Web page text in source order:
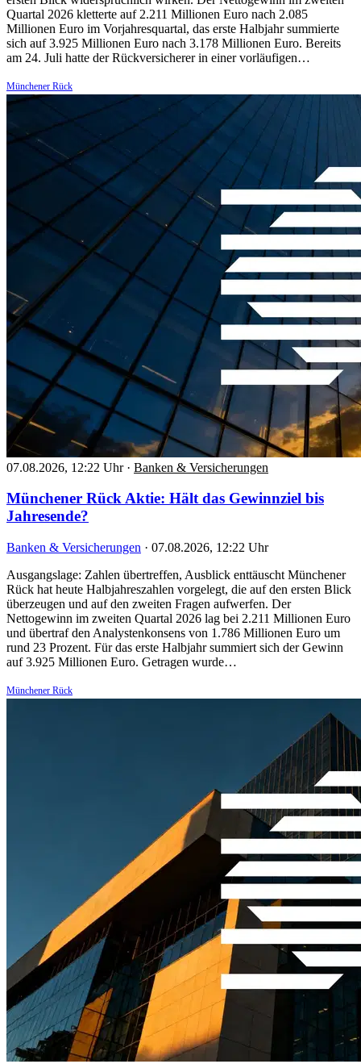
Quartal 2026 kletterte auf 2.211 Millionen Euro nach 2.085
Millionen Euro im Vorjahresquartal, das erste Halbjahr summierte
sich auf 3.925 Millionen Euro nach 3.178 Millionen Euro. Bereits
am 24. Juli hatte der Rückversicherer in einer vorläufigen…
Münchener Rück
07.08.2026, 12:22 Uhr · Banken & Versicherungen
Münchener Rück Aktie: Hält das Gewinnziel bis
Jahresende?
Banken & Versicherungen · 07.08.2026, 12:22 Uhr
Ausgangslage: Zahlen übertreffen, Ausblick enttäuscht Münchener
Rück hat heute Halbjahreszahlen vorgelegt, die auf den ersten Blick
überzeugen und auf den zweiten Fragen aufwerfen. Der
Nettogewinn im zweiten Quartal 2026 lag bei 2.211 Millionen Euro
und übertraf den Analystenkonsens von 1.786 Millionen Euro um
rund 23 Prozent. Für das erste Halbjahr summiert sich der Gewinn
auf 3.925 Millionen Euro. Getragen wurde…
Münchener Rück